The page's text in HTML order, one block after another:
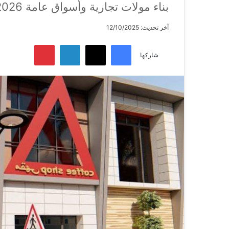
بناء مولات تجارية وأسواق عامة 2026
آخر تحديث: 12/10/2025
شاركها
فيسبوك X لينكدإن